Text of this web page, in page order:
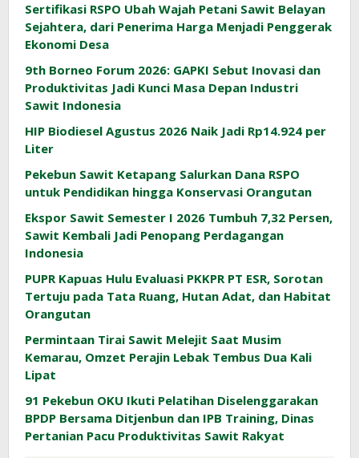
Sertifikasi RSPO Ubah Wajah Petani Sawit Belayan
Sejahtera, dari Penerima Harga Menjadi Penggerak
Ekonomi Desa
9th Borneo Forum 2026: GAPKI Sebut Inovasi dan
Produktivitas Jadi Kunci Masa Depan Industri
Sawit Indonesia
HIP Biodiesel Agustus 2026 Naik Jadi Rp14.924 per
Liter
Pekebun Sawit Ketapang Salurkan Dana RSPO
untuk Pendidikan hingga Konservasi Orangutan
Ekspor Sawit Semester I 2026 Tumbuh 7,32 Persen,
Sawit Kembali Jadi Penopang Perdagangan
Indonesia
PUPR Kapuas Hulu Evaluasi PKKPR PT ESR, Sorotan
Tertuju pada Tata Ruang, Hutan Adat, dan Habitat
Orangutan
Permintaan Tirai Sawit Melejit Saat Musim
Kemarau, Omzet Perajin Lebak Tembus Dua Kali
Lipat
91 Pekebun OKU Ikuti Pelatihan Diselenggarakan
BPDP Bersama Ditjenbun dan IPB Training, Dinas
Pertanian Pacu Produktivitas Sawit Rakyat